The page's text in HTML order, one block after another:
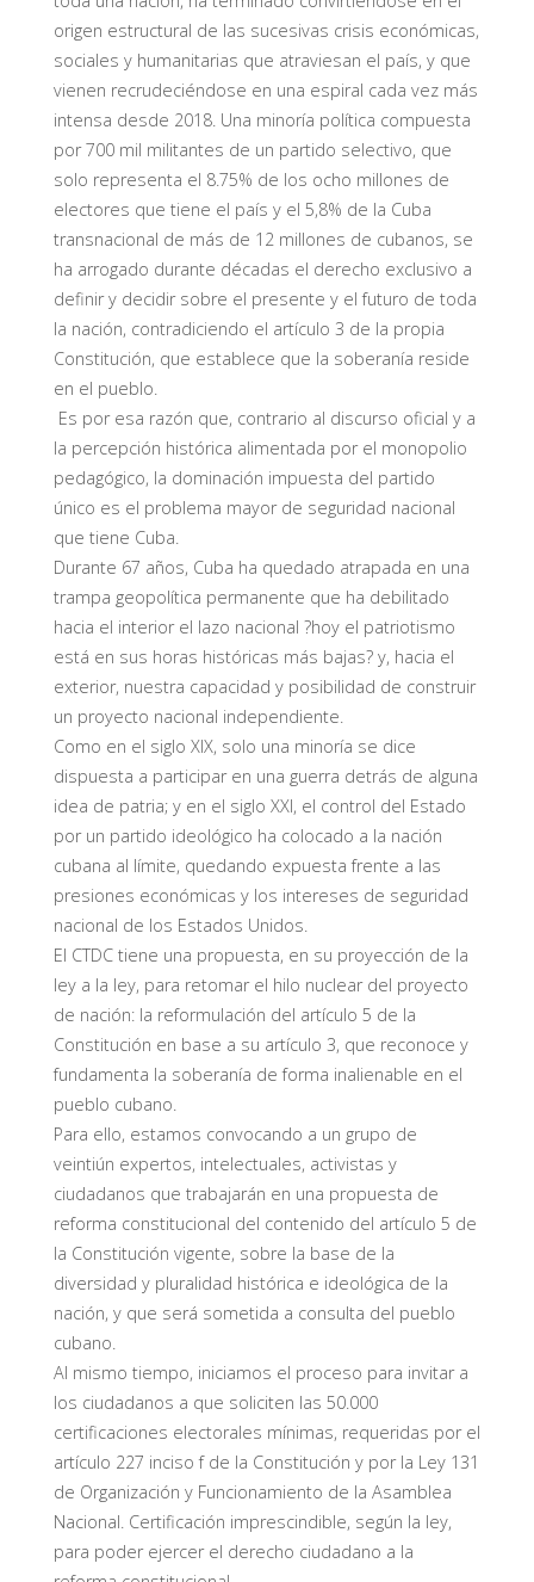
origen estructural de las sucesivas crisis económicas,
sociales y humanitarias que atraviesan el país, y que
vienen recrudeciéndose en una espiral cada vez más
intensa desde 2018. Una minoría política compuesta
por 700 mil militantes de un partido selectivo, que
solo representa el 8.75% de los ocho millones de
electores que tiene el país y el 5,8% de la Cuba
transnacional de más de 12 millones de cubanos, se
ha arrogado durante décadas el derecho exclusivo a
definir y decidir sobre el presente y el futuro de toda
la nación, contradiciendo el artículo 3 de la propia
Constitución, que establece que la soberanía reside
en el pueblo.
Es por esa razón que, contrario al discurso oficial y a
la percepción histórica alimentada por el monopolio
pedagógico, la dominación impuesta del partido
único es el problema mayor de seguridad nacional
que tiene Cuba.
Durante 67 años, Cuba ha quedado atrapada en una
trampa geopolítica permanente que ha debilitado
hacia el interior el lazo nacional ?hoy el patriotismo
está en sus horas históricas más bajas? y, hacia el
exterior, nuestra capacidad y posibilidad de construir
un proyecto nacional independiente.
Como en el siglo XIX, solo una minoría se dice
dispuesta a participar en una guerra detrás de alguna
idea de patria; y en el siglo XXI, el control del Estado
por un partido ideológico ha colocado a la nación
cubana al límite, quedando expuesta frente a las
presiones económicas y los intereses de seguridad
nacional de los Estados Unidos.
El CTDC tiene una propuesta, en su proyección de la
ley a la ley, para retomar el hilo nuclear del proyecto
de nación: la reformulación del artículo 5 de la
Constitución en base a su artículo 3, que reconoce y
fundamenta la soberanía de forma inalienable en el
pueblo cubano.
Para ello, estamos convocando a un grupo de
veintiún expertos, intelectuales, activistas y
ciudadanos que trabajarán en una propuesta de
reforma constitucional del contenido del artículo 5 de
la Constitución vigente, sobre la base de la
diversidad y pluralidad histórica e ideológica de la
nación, y que será sometida a consulta del pueblo
cubano.
Al mismo tiempo, iniciamos el proceso para invitar a
los ciudadanos a que soliciten las 50.000
certificaciones electorales mínimas, requeridas por el
artículo 227 inciso f de la Constitución y por la Ley 131
de Organización y Funcionamiento de la Asamblea
Nacional. Certificación imprescindible, según la ley,
para poder ejercer el derecho ciudadano a la